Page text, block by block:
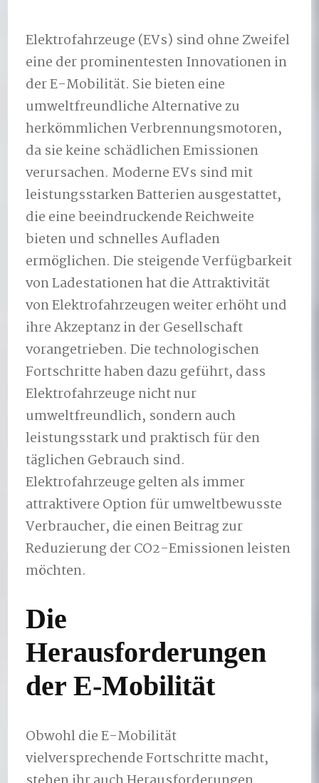
Elektrofahrzeuge (EVs) sind ohne Zweifel
eine der prominentesten Innovationen in
der E-Mobilität. Sie bieten eine
umweltfreundliche Alternative zu
herkömmlichen Verbrennungsmotoren,
da sie keine schädlichen Emissionen
verursachen. Moderne EVs sind mit
leistungsstarken Batterien ausgestattet,
die eine beeindruckende Reichweite
bieten und schnelles Aufladen
ermöglichen. Die steigende Verfügbarkeit
von Ladestationen hat die Attraktivität
von Elektrofahrzeugen weiter erhöht und
ihre Akzeptanz in der Gesellschaft
vorangetrieben. Die technologischen
Fortschritte haben dazu geführt, dass
Elektrofahrzeuge nicht nur
umweltfreundlich, sondern auch
leistungsstark und praktisch für den
täglichen Gebrauch sind.
Elektrofahrzeuge gelten als immer
attraktivere Option für umweltbewusste
Verbraucher, die einen Beitrag zur
Reduzierung der CO2-Emissionen leisten
möchten.
Die
Herausforderungen
der E-Mobilität
Obwohl die E-Mobilität
vielversprechende Fortschritte macht,